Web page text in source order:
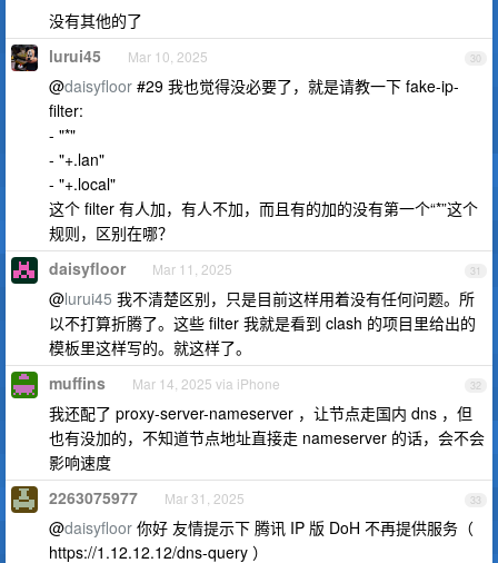
没有其他的了
30
lurui45 Mar 10, 2025
@daisyfloor #29 我也觉得没必要了，就是请教一下 fake-ip-
filter:
- "*"
- "+.lan"
- "+.local"
这个 filter 有人加，有人不加，而且有的加的没有第一个“*”这个
规则，区别在哪？
31
daisyfloor Mar 11, 2025
@lurui45 我不清楚区别，只是目前这样用着没有任何问题。所
以不打算折腾了。这些 filter 我就是看到 clash 的项目里给出的
模板里这样写的。就这样了。
32
muffins Mar 14, 2025 via iPhone
我还配了 proxy-server-nameserver ，让节点走国内 dns ，但
也有没加的，不知道节点地址直接走 nameserver 的话，会不会
影响速度
33
2263075977 Mar 31, 2025
@daisyfloor 你好 友情提示下 腾讯 IP 版 DoH 不再提供服务（
https://1.12.12.12/dns-query ）